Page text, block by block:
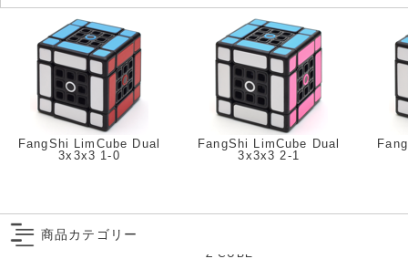
FangShi LimCube Dual
3x3x3 1-0
FangShi LimCube Dual
3x3x3 2-1
商品カテゴリー